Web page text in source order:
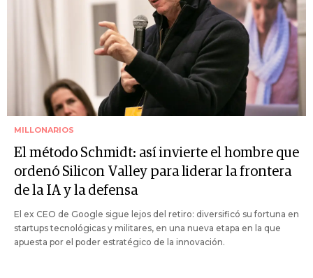
MILLONARIOS
El método Schmidt: así invierte el hombre que
ordenó Silicon Valley para liderar la frontera
de la IA y la defensa
El ex CEO de Google sigue lejos del retiro: diversificó su fortuna en
startups tecnológicas y militares, en una nueva etapa en la que
apuesta por el poder estratégico de la innovación.